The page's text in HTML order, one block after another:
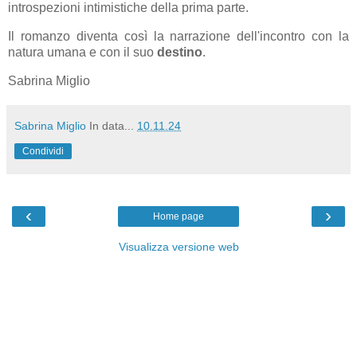
introspezioni intimistiche della prima parte.
Il romanzo diventa così la narrazione dell'incontro con la
natura umana e con il suo destino.
Sabrina Miglio
Sabrina Miglio In data... 10.11.24
Condividi
‹ ›
Home page
Visualizza versione web